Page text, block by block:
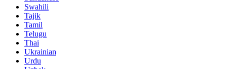
Swahili
Tajik
Tamil
Telugu
Thai
Ukrainian
Urdu